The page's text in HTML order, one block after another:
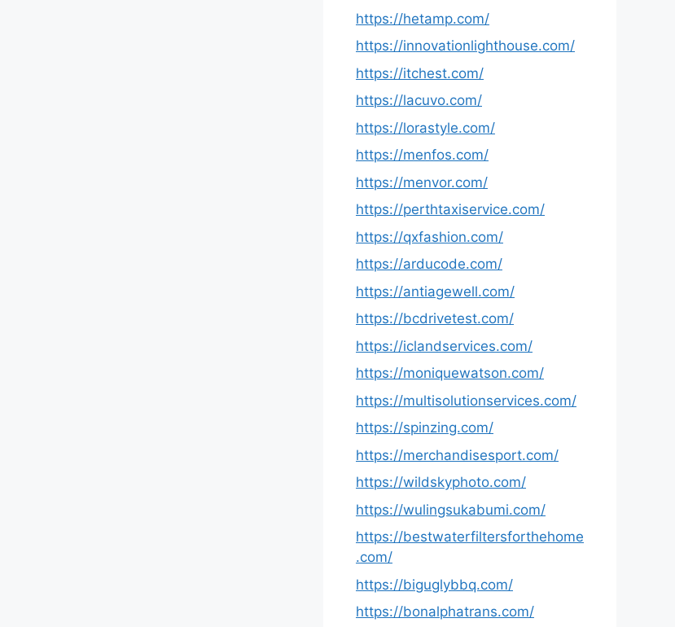
https://hetamp.com/
https://innovationlighthouse.com/
https://itchest.com/
https://lacuvo.com/
https://lorastyle.com/
https://menfos.com/
https://menvor.com/
https://perthtaxiservice.com/
https://qxfashion.com/
https://arducode.com/
https://antiagewell.com/
https://bcdrivetest.com/
https://iclandservices.com/
https://moniquewatson.com/
https://multisolutionservices.com/
https://spinzing.com/
https://merchandisesport.com/
https://wildskyphoto.com/
https://wulingsukabumi.com/
https://bestwaterfiltersforthehome
.com/
https://biguglybbq.com/
https://bonalphatrans.com/